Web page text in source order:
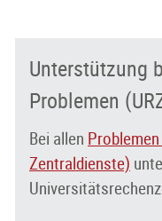
Unterstützung
Problemen
Bei allen
Zentraldienste)